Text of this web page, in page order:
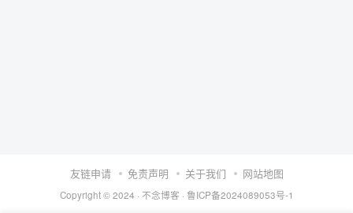
友链申请 免责声明 关于我们 网站地图
Copyright © 2024 · 不念博客 · 鲁ICP备2024089053号-1